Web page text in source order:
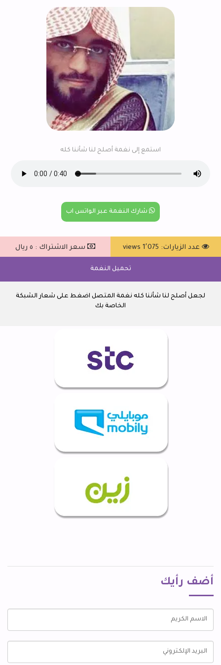
استمع إلى نغمة أصلح لنا شأننا كله
شارك النغمة عبر الواتس اب
عدد الزيارات: 1٬075 views سعر الاشتراك : ٥ ريال
تحميل النغمة
لجعل أصلح لنا شأننا كله نغمة المتصل اضغط على شعار الشبكة
الخاصة بك
أضف رأيك